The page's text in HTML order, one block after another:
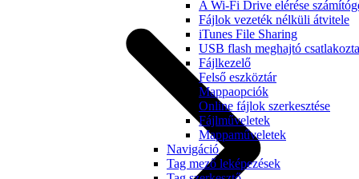
A Wi-Fi Drive elérése
Fájlok vezeték nélküli átvitele
iTunes File Sharing
USB flash meghajtó
Fájlkezelő
Felső eszköztár
Mappaopciók
Online fájlok szerkesztése
Fájlműveletek
Mappaműveletek
Navigáció
Tag mező leképezések